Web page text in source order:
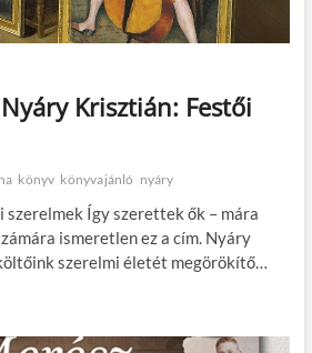
Krisztián: Festői
könyv könyvajánló nyáry
Így szerettek ők – mára
ismeretlen ez a cím. Nyáry
szerelmi életét megörökítő…